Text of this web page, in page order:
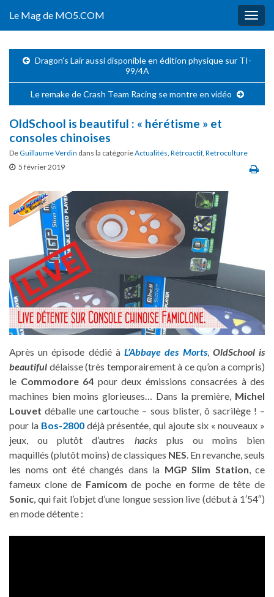
Le Mag de MO5.COM
Dragon’s Lair aussi disponible en édition physique sur TI-
99/4A
Le remake de Crash Team Racing se montre en vidéo
OldSchool is beautiful : « hérétisme » et
consoles chinoises
DeGuillaume Verdin dans la catégorieActualités, Rétroactif, Retroculture
5 février 2019
Après un épisode dédié àL’Abbaye des Morts, OldSchool is
beautiful délaisse (très temporairement à ce qu’on a compris)
le Commodore 64 pour deux émissions consacrées à des
machines bien moins glorieuses… Dans la première, Michel
Louvet déballe une cartouche – sous blister, ô sacrilège ! –
pour la Bos-2800 déjà présentée, qui ajoute six « nouveaux »
jeux, ou plutôt d’autres hacksplus ou moins bien
maquillés (plutôt moins) de classiques NES. En revanche, seuls
les noms ont été changés dans la MGP Slim Station, ce
fameux clone de Famicom de poche en forme de tête de
Sonic, qui fait l’objet d’une longue session live (début à 1′54″)
en mode détente :